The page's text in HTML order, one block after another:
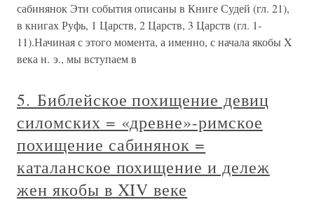
сабинянок Эти события описаны в Книге Судей (гл. 21),
в книгах Руфь, 1 Царств, 2 Царств, 3 Царств (гл. 1-
11).Начиная с этого момента, а именно, с начала якобы X
века н. э., мы вступаем в
5. Библейское похищение девиц
силомских = «древне»-римское
похищение сабинянок =
каталанское похищение и дележ
жен якобы в XIV веке